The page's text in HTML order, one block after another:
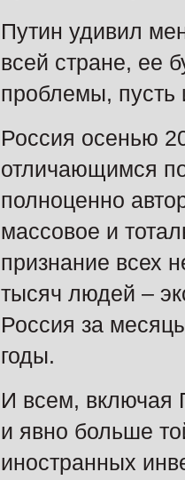
Путин удивил
всей стране, ее
проблемы, пусть
Россия осенью
отличающимся
полноценно
массовое и
признание всех
тысяч людей –
Россия за
годы.
И всем, включая
и явно больше
иностранных